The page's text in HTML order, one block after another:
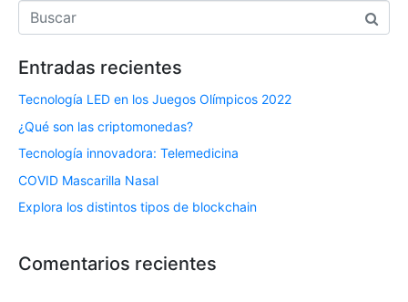
Entradas recientes
Tecnología LED en los Juegos Olímpicos 2022
¿Qué son las criptomonedas?
Tecnología innovadora: Telemedicina
COVID Mascarilla Nasal
Explora los distintos tipos de blockchain
Comentarios recientes